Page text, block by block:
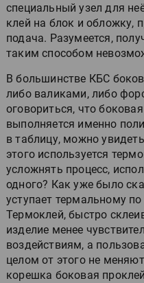
специальный узел для
клей на блок и обложку,
подача. Разумеется,
таким способом
В большинстве КБС
либо валиками, либо
оговориться, что
выполняется именно
в таблицу, можно
этого используется
усложнять процесс,
одного? Как уже было
уступает термальному
Термоклей, быстро
изделие менее
воздействиям, а
целом от этого не
корешка боковая